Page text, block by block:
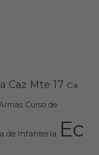
Caz Mte 17 Ca
Curso de
de Infantería Ec